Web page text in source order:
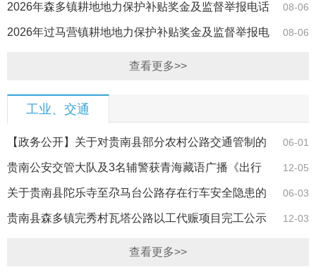
的公示 08-06
2026年森多镇耕地地力保护补贴奖金及监督举报电话
的公示 08-06
2026年过马营镇耕地地力保护补贴奖金及监督举报电
查看更多>>
工业、交通
06-01
【政务公开】关于对贵南县部分农村公路交通管制的
通告 12-05
贵南公安交管大队及3名辅警获青海藏语广播《出行
指南》宣传工… 06-03
关于贵南县陀乐寺至尕马台公路存在行车安全隐患的
告知书 12-03
贵南县森多镇完秀村瓦塔公路以工代赈项目完工公示
查看更多>>